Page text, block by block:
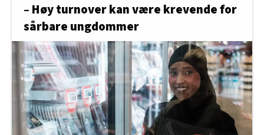
– Høy turnover kan være krevende for
sårbare ungdommer